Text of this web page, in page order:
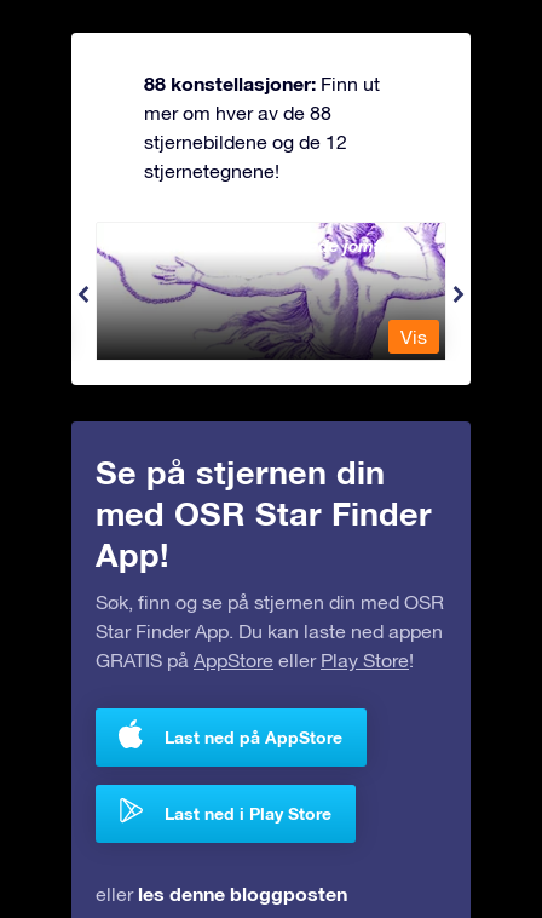
88 konstellasjoner: Finn ut
mer om hver av de 88
stjernebildene og de 12
stjernetegnene!
Andromeda - Den lenkede jomfrua
Vis
Se på stjernen din
med OSR Star Finder
App!
Søk, finn og se på stjernen din med OSR
Star Finder App. Du kan laste ned appen
GRATIS på AppStore eller Play Store!
Last ned på AppStore
Last ned i Play Store
eller les denne bloggposten